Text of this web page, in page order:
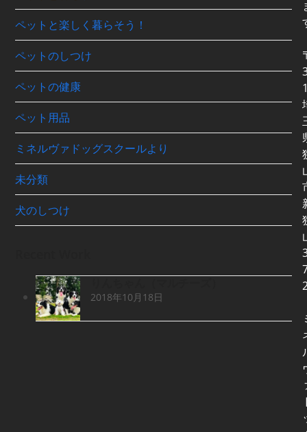
ペットと楽しく暮らそう！
ペットのしつけ
ペットの健康
ペット用品
ミネルヴァドッグスクールより
未分類
犬のしつけ
2018年10月18日